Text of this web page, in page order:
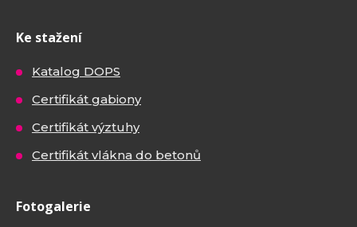
Ke stažení
Katalog DOPS
Certifikát gabiony
Certifikát výztuhy
Certifikát vlákna do betonů
Fotogalerie